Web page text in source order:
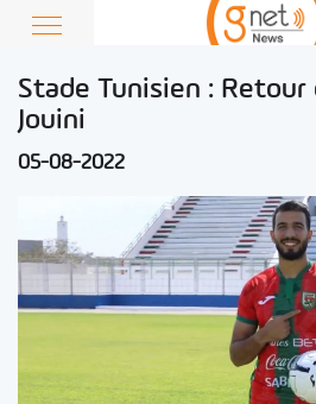
Stade Tunisien :
Jouini
05-08-2022